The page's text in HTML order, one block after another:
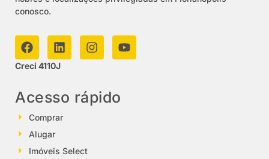
conosco.
Creci 4110J
Acesso rápido
Comprar
Alugar
Imóveis Select